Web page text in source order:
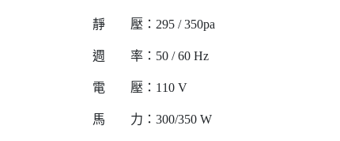
靜 壓：295 / 350pa
週 率：50 / 60 Hz
電 壓：110 V
馬 力：300/350 W